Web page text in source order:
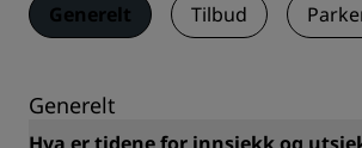
Generelt Tilbud
Generelt